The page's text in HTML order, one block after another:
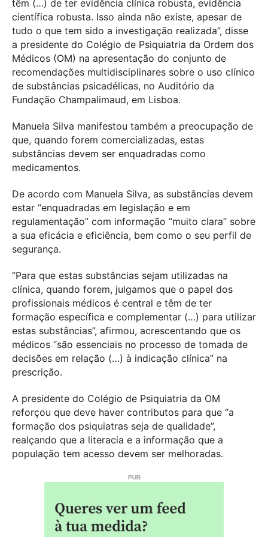
têm (…) de ter evidência clínica robusta, evidência
científica robusta. Isso ainda não existe, apesar de
tudo o que tem sido a investigação realizada”, disse
a presidente do Colégio de Psiquiatria da Ordem dos
Médicos (OM) na apresentação do conjunto de
recomendações multidisciplinares sobre o uso clínico
de substâncias psicadélicas, no Auditório da
Fundação Champalimaud, em Lisboa.
Manuela Silva manifestou também a preocupação de
que, quando forem comercializadas, estas
substâncias devem ser enquadradas como
medicamentos.
De acordo com Manuela Silva, as substâncias devem
estar “enquadradas em legislação e em
regulamentação” com informação “muito clara” sobre
a sua eficácia e eficiência, bem como o seu perfil de
segurança.
“Para que estas substâncias sejam utilizadas na
clínica, quando forem, julgamos que o papel dos
profissionais médicos é central e têm de ter
formação específica e complementar (…) para utilizar
estas substâncias”, afirmou, acrescentando que os
médicos “são essenciais no processo de tomada de
decisões em relação (…) à indicação clínica” na
prescrição.
A presidente do Colégio de Psiquiatria da OM
reforçou que deve haver contributos para que “a
formação dos psiquiatras seja de qualidade”,
realçando que a literacia e a informação que a
população tem acesso devem ser melhoradas.